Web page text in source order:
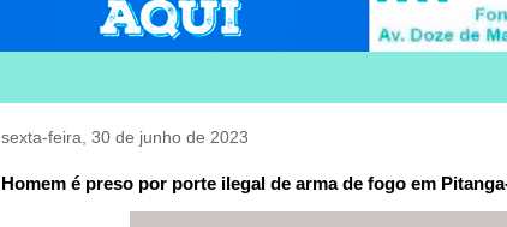
sexta-feira, 30 de junho de 2023
Homem é preso por porte ilegal de arma de fogo em